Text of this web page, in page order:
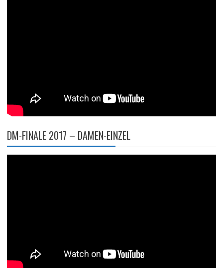
DM-FINALE 2017 – DAMEN-EINZEL